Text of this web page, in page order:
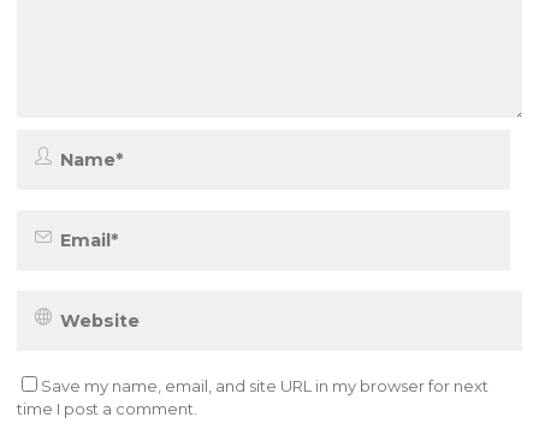
Save my name, email, and site URL in my browser for next
time I post a comment.